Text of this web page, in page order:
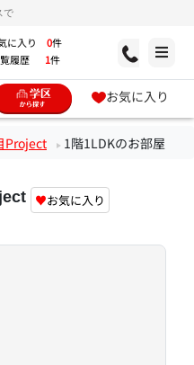
で
に入り 0件
覧履歴 1件
お気に入り
Project 1階1LDKのお部屋
♥お気に入り